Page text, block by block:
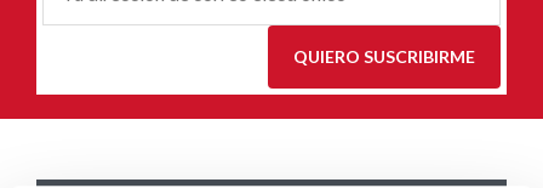
QUIERO SUSCRIBIRME